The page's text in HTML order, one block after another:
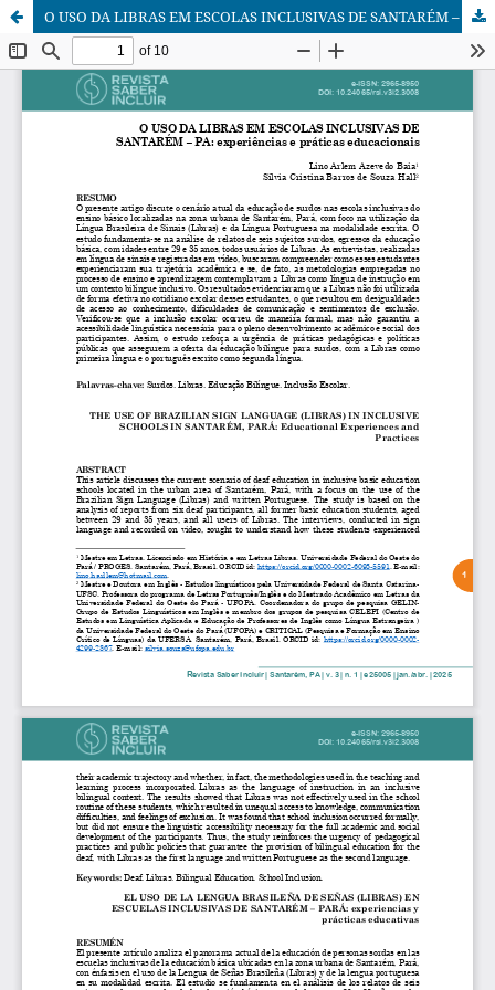
O USO DA LIBRAS EM ESCOLAS INCLUSIVAS DE SANTARÉM – PA: experiências e práticas educacionais